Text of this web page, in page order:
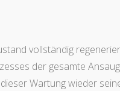
vollständig
der gesamte
Wartung wieder